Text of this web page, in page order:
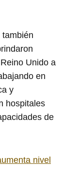
también
Unido a
en
y
hospitales
de
nivel